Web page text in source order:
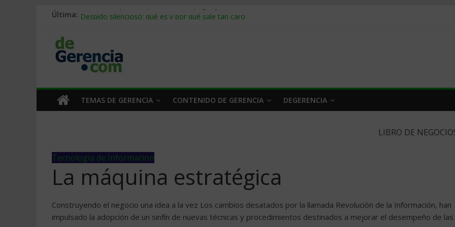
Última: Stablecoins para empresas: cómo pagar y cobrar en 2026
Trabajo forzoso en la cadena de suministro: qué hacer
Mercado hispano de EE. UU.: cómo segmentarlo y venderle
TEMAS DE GERENCIA CONTENIDO DE GERENCIA DEGERENCIA
LIBRO DE
Tecnologia de Informacion
La máquina estratégica
Construyendo el negocio una idea a la vez Los cambios desatados por la llamada Revolución de la Información, han
impulsado la adopción de un sinfín de nuevas técnicas y procedimientos destinados a mejorar el desempeño de las